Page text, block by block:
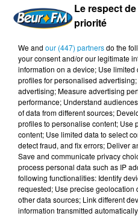
Avec nos invités :Bruno
DERNIERS
Le respect
priorité
We and our (447) partnersdo the
your consent and/or our legitimate
information on a device; Use
profiles for personalised
advertising; Measure advertising
performance; Understand
of data from different sources;
profiles to personalise content; Use
content; Use limited data to select
detect fraud, and fix errors; Deliver
Save and communicate privacy
process personal data such as IP
following functionalities: Identify
requested; Use precise geolocation
other data sources; Link different
information transmitted automatically.